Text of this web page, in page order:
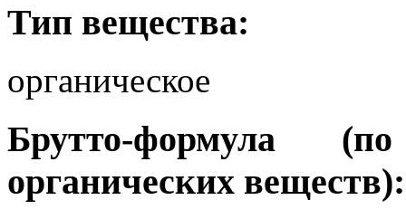
Тип вещества:
органическое
Брутто-формула
органических веществ):